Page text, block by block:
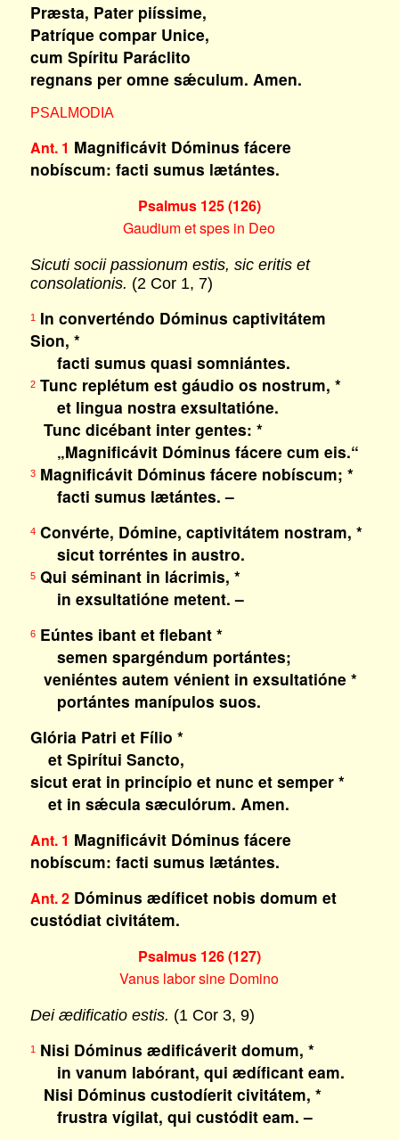
Præsta, Pater piíssime,
Patríque compar Unice,
cum Spíritu Paráclito
regnans per omne sǽculum. Amen.
PSALMODIA
Ant. 1 Magnificávit Dóminus fácere
nobíscum: facti sumus lætántes.
Psalmus 125 (126)
Gaudium et spes in Deo
Sicuti socii passionum estis, sic eritis et
consolationis. (2 Cor 1, 7)
1In converténdo Dóminus captivitátem
Sion, *
facti sumus quasi somniántes.
2Tunc replétum est gáudio os nostrum, *
et lingua nostra exsultatióne.
Tunc dicébant inter gentes: *
„Magnificávit Dóminus fácere cum eis.“
3Magnificávit Dóminus fácere nobíscum; *
facti sumus lætántes. –
4Convérte, Dómine, captivitátem nostram, *
sicut torréntes in austro.
5Qui séminant in lácrimis, *
in exsultatióne metent. –
6Eúntes ibant et flebant *
semen spargéndum portántes;
veniéntes autem vénient in exsultatióne *
portántes manípulos suos.
Glória Patri et Fílio *
et Spirítui Sancto,
sicut erat in princípio et nunc et semper *
et in sǽcula sæculórum. Amen.
Ant. 1 Magnificávit Dóminus fácere
nobíscum: facti sumus lætántes.
Ant. 2Dóminus ædíficet nobis domum et
custódiat civitátem.
Psalmus 126 (127)
Vanus labor sine Domino
Dei ædificatio estis. (1 Cor 3, 9)
1Nisi Dóminus ædificáverit domum, *
in vanum labórant, qui ædíficant eam.
Nisi Dóminus custodíerit civitátem, *
frustra vígilat, qui custódit eam. –